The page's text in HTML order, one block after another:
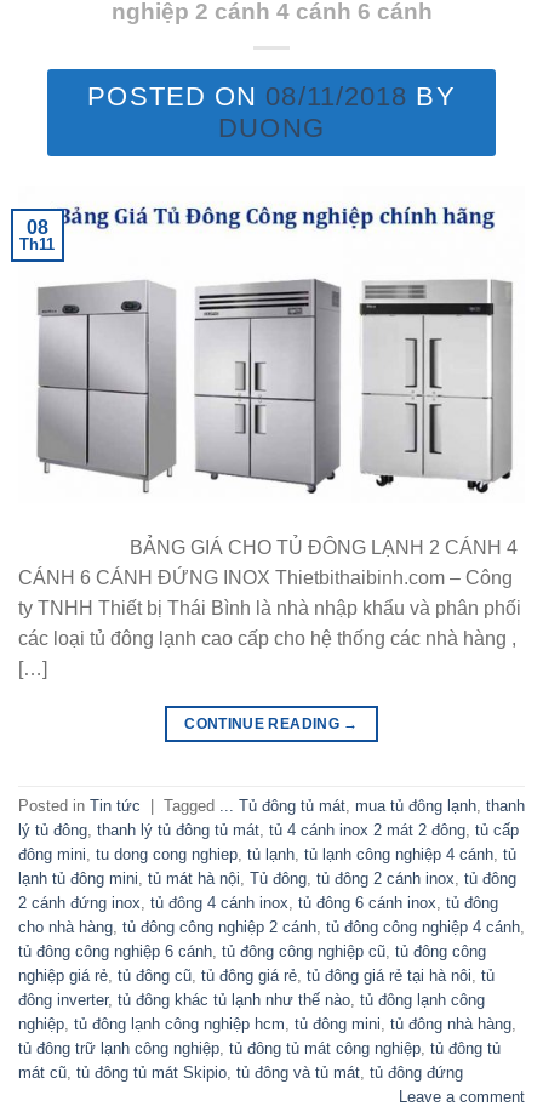
nghiệp 2 cánh 4 cánh 6 cánh
POSTED ON 08/11/2018 BY
DUONG
08
Th11
BẢNG GIÁ CHO TỦ ĐÔNG LẠNH 2 CÁNH 4
CÁNH 6 CÁNH ĐỨNG INOX Thietbithaibinh.com – Công
ty TNHH Thiết bị Thái Bình là nhà nhập khẩu và phân phối
các loại tủ đông lạnh cao cấp cho hệ thống các nhà hàng ,
[…]
CONTINUE READING →
Posted in Tin tức Tagged ... Tủ đông tủ mát, mua tủ đông lạnh, thanh
lý tủ đông, thanh lý tủ đông tủ mát, tủ 4 cánh inox 2 mát 2 đông, tủ cấp
đông mini, tu dong cong nghiep, tủ lạnh, tủ lạnh công nghiệp 4 cánh, tủ
lạnh tủ đông mini, tủ mát hà nội, Tủ đông, tủ đông 2 cánh inox, tủ đông
2 cánh đứng inox, tủ đông 4 cánh inox, tủ đông 6 cánh inox, tủ đông
cho nhà hàng, tủ đông công nghiệp 2 cánh, tủ đông công nghiệp 4 cánh,
tủ đông công nghiệp 6 cánh, tủ đông công nghiệp cũ, tủ đông công
nghiệp giá rẻ, tủ đông cũ, tủ đông giá rẻ, tủ đông giá rẻ tại hà nôi, tủ
đông inverter, tủ đông khác tủ lạnh như thế nào, tủ đông lạnh công
nghiệp, tủ đông lạnh công nghiệp hcm, tủ đông mini, tủ đông nhà hàng,
tủ đông trữ lạnh công nghiệp, tủ đông tủ mát công nghiệp, tủ đông tủ
mát cũ, tủ đông tủ mát Skipio, tủ đông và tủ mát, tủ đông đứng
Leave a comment